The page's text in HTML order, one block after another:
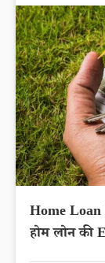
Home Loan
होम लोन की